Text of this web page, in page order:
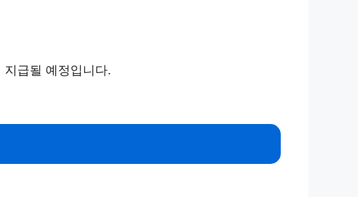
급될 예정입니다.